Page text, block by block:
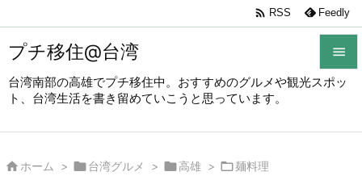
プチ移住@台湾
台湾南部の高雄でプチ移住中。おすすめのグルメや観光スポッ
ト、台湾生活を書き留めていこうと思っています。



 RSS Feedly
 ホーム > 台湾グルメ > 高雄 > 麺料理